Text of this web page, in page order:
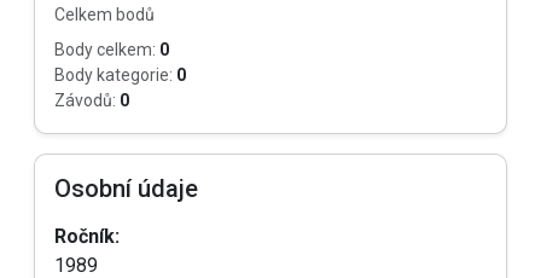
Celkem bodů
Body celkem: 0
Body kategorie: 0
Závodů: 0
Osobní údaje
Ročník:
1989